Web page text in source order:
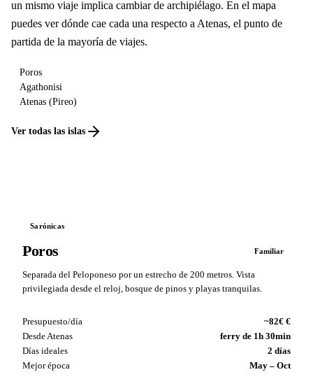
un mismo viaje implica cambiar de archipiélago. En el mapa
puedes ver dónde cae cada una respecto a Atenas, el punto de
partida de la mayoría de viajes.
Poros
Agathonisi
Atenas (Pireo)
Ver todas las islas
Sarónicas
Poros Familiar
Separada del Peloponeso por un estrecho de 200 metros. Vista
privilegiada desde el reloj, bosque de pinos y playas tranquilas.
Presupuesto/día
~82€ €
Desde Atenas
ferry de 1h 30min
Días ideales
2 días
Mejor época
May – Oct